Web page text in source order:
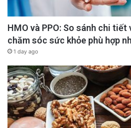
HMO và PPO: So sánh chi tiết
chăm sóc sức khỏe phù hợp
1 day ago